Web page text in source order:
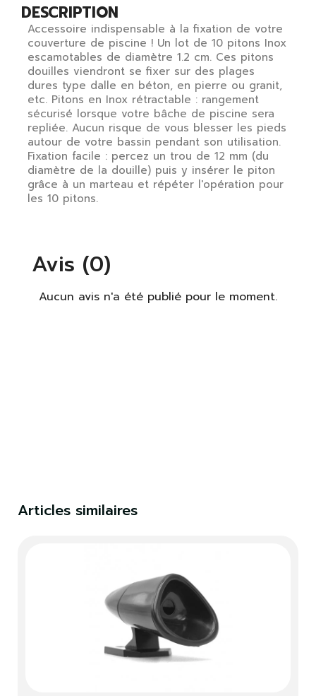
DESCRIPTION
Accessoire indispensable à la fixation de votre
couverture de piscine ! Un lot de 10 pitons Inox
escamotables de diamètre 1.2 cm. Ces pitons
douilles viendront se fixer sur des plages
dures type dalle en béton, en pierre ou granit,
etc. Pitons en Inox rétractable : rangement
sécurisé lorsque votre bâche de piscine sera
repliée. Aucun risque de vous blesser les pieds
autour de votre bassin pendant son utilisation.
Fixation facile : percez un trou de 12 mm (du
diamètre de la douille) puis y insérer le piton
grâce à un marteau et répéter l'opération pour
les 10 pitons.
Avis (0)
Aucun avis n'a été publié pour le moment.
Articles similaires